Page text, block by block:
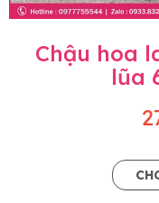
Chậu hoa
lũa